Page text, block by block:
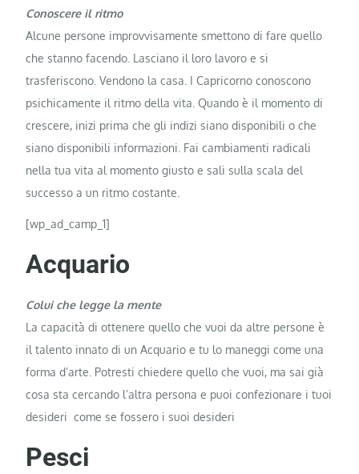
Conoscere il ritmo
Alcune persone improvvisamente smettono di fare quello
che stanno facendo. Lasciano il loro lavoro e si
trasferiscono. Vendono la casa. I Capricorno conoscono
psichicamente il ritmo della vita. Quando è il momento di
crescere, inizi prima che gli indizi siano disponibili o che
siano disponibili informazioni. Fai cambiamenti radicali
nella tua vita al momento giusto e sali sulla scala del
successo a un ritmo costante.
[wp_ad_camp_1]
Acquario
Colui che legge la mente
La capacità di ottenere quello che vuoi da altre persone è
il talento innato di un Acquario e tu lo maneggi come una
forma d’arte. Potresti chiedere quello che vuoi, ma sai già
cosa sta cercando l’altra persona e puoi confezionare i tuoi
desideri come se fossero i suoi desideri
Pesci